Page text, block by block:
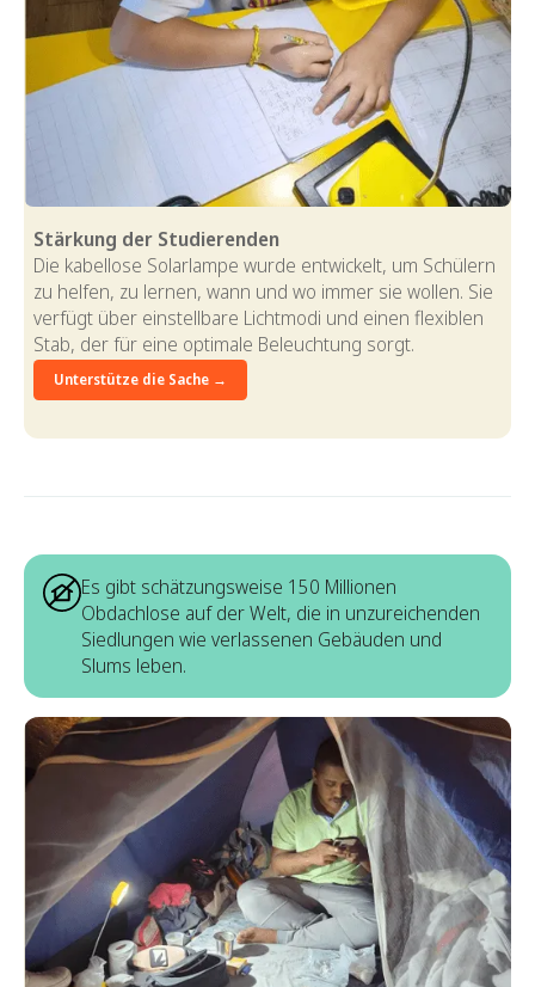
Stärkung der Studierenden
Die kabellose Solarlampe wurde entwickelt, um Schülern
zu helfen, zu lernen, wann und wo immer sie wollen. Sie
verfügt über einstellbare Lichtmodi und einen flexiblen
Stab, der für eine optimale Beleuchtung sorgt.
Unterstütze die Sache →
Es gibt schätzungsweise 150 Millionen
Obdachlose auf der Welt, die in unzureichenden
Siedlungen wie verlassenen Gebäuden und
Slums leben.